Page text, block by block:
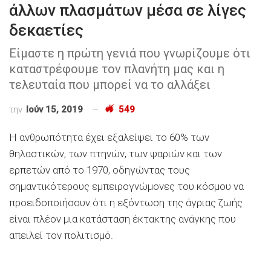
άλλων πλασμάτων μέσα σε λίγες
δεκαετίες
Είμαστε η πρώτη γενιά που γνωρίζουμε ότι
καταστρέφουμε τον πλανήτη μας και η
τελευταία που μπορεί να το αλλάξει
την Ιούν 15, 2019 549
Η ανθρωπότητα έχει εξαλείψει το 60% των
θηλαστικών, των πτηνών, των ψαριών και των
ερπετών από το 1970, οδηγώντας τους
σημαντικότερους εμπειρογνώμονες του κόσμου να
προειδοποιήσουν ότι η εξόντωση της άγριας ζωής
είναι πλέον μια κατάσταση έκτακτης ανάγκης που
απειλεί τον πολιτισμό.